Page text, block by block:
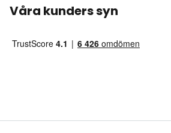
Våra kunders syn